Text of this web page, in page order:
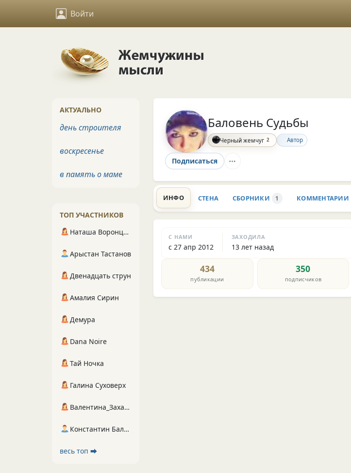
Войти
Баловень Судьбы
Черный жемчуг 2 Автор
Подписаться
ИНФО СТЕНА СБОРНИКИ 1 КОММЕНТАРИИ
С НАМИ
с 27 апр 2012
ЗАХОДИЛА
13 лет назад
434
публикации
350
подписчиков
АКТУАЛЬНО
день строителя
воскресенье
в память о маме
ТОП УЧАСТНИКОВ
Наташа Воронцова
Арыстан Тастанов
Двенадцать струн
Амалия Сирин
Демура
Dana Noire
Тай Ночка
Галина Суховерх
Валентина_Захарова
Константин Балухта
весь топ ⮕